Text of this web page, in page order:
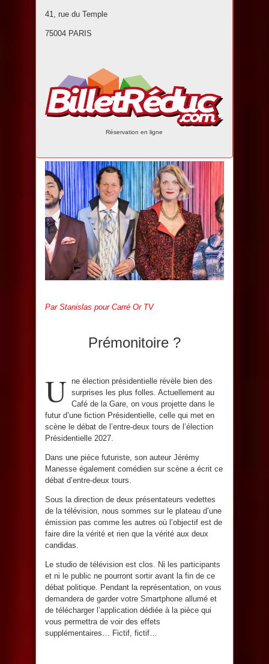
41, rue du Temple
75004 PARIS
Réservation en ligne
Par Stanislas pour Carré Or TV
Prémonitoire ?
U ne élection présidentielle révèle bien des
surprises les plus folles. Actuellement au
Café de la Gare, on vous projette dans le
futur d’une fiction Présidentielle, celle qui met en
scène le débat de l’entre-deux tours de l’élection
Présidentielle 2027.
Dans une pièce futuriste, son auteur Jérémy
Manesse également comédien sur scène a écrit ce
débat d’entre-deux tours.
Sous la direction de deux présentateurs vedettes
de la télévision, nous sommes sur le plateau d’une
émission pas comme les autres où l’objectif est de
faire dire la vérité et rien que la vérité aux deux
candidas.
Le studio de télévision est clos. Ni les participants
et ni le public ne pourront sortir avant la fin de ce
débat politique. Pendant la représentation, on vous
demandera de garder votre Smartphone allumé et
de télécharger l’application dédiée à la pièce qui
vous permettra de voir des effets
supplémentaires… Fictif, fictif…